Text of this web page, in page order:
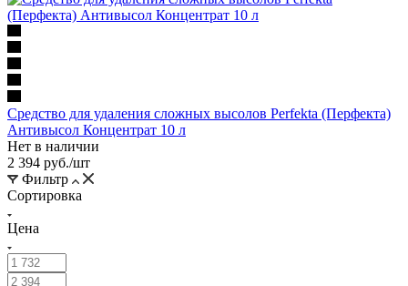
Средство для удаления сложных высолов Perfekta (Перфекта)
Антивысол Концентрат 10 л
Нет в наличии
2 394 руб./шт
Фильтр
Сортировка
Цена